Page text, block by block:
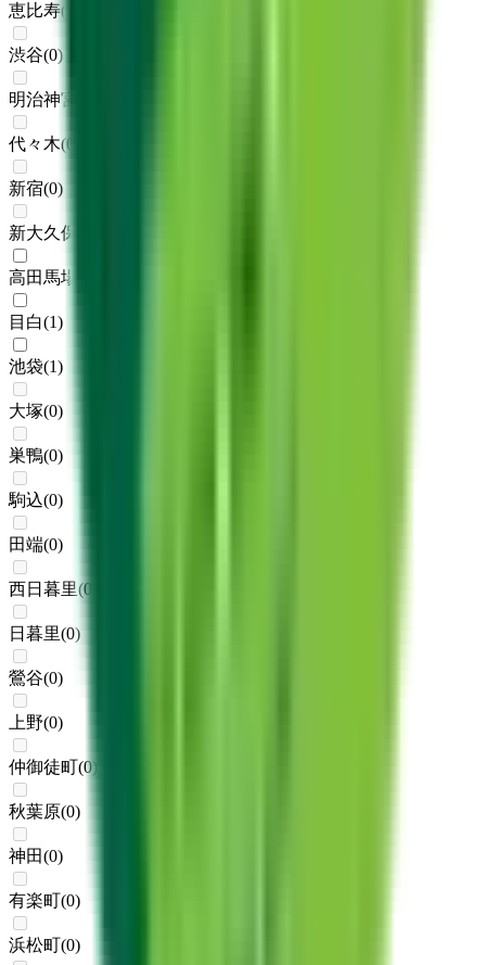
恵比寿(
渋谷(0)
明治神宮前〈原宿〉
代々木(0
新宿(0)
新大久保
高田馬場
目白(1)
池袋(1)
大塚(0)
巣鴨(0)
駒込(0)
田端(0)
西日暮里(0
日暮里(0)
鶯谷(0)
上野(0)
仲御徒町(0)
秋葉原(0)
神田(0)
有楽町(0)
浜松町(0)